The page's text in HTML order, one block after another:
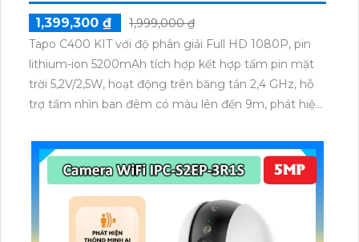
1,399,300 ₫
1,999,000 ₫
Tapo C400 KIT với độ phân giải Full HD 1080P, pin
lithium-ion 5200mAh tích hợp kết hợp tấm pin mặt
trời 5,2V/2,5W, hoạt động trên băng tần 2,4 GHz, hỗ
trợ tầm nhìn ban đêm có màu lên đến 9m, phát hiện
dữ liệu qua thẻ microSD lên đến 512GB.